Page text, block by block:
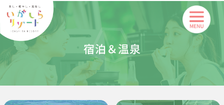
を
キ
プ
宿泊＆温泉